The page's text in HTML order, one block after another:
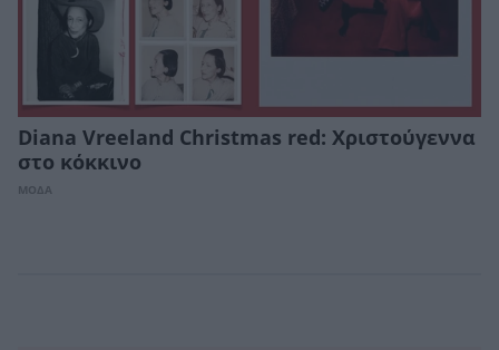
Diana Vreeland Christmas red: Χριστούγεννα
στο κόκκινο
ΜΟΔΑ